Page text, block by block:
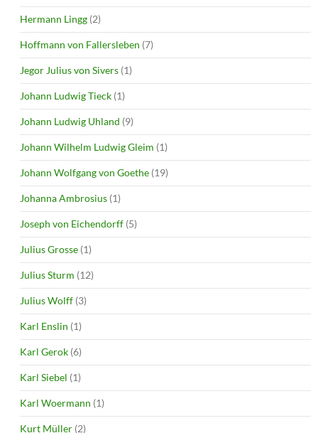
Hermann Lingg (2)
Hoffmann von Fallersleben (7)
Jegor Julius von Sivers (1)
Johann Ludwig Tieck (1)
Johann Ludwig Uhland (9)
Johann Wilhelm Ludwig Gleim (1)
Johann Wolfgang von Goethe (19)
Johanna Ambrosius (1)
Joseph von Eichendorff (5)
Julius Grosse (1)
Julius Sturm (12)
Julius Wolff (3)
Karl Enslin (1)
Karl Gerok (6)
Karl Siebel (1)
Karl Woermann (1)
Kurt Müller (2)